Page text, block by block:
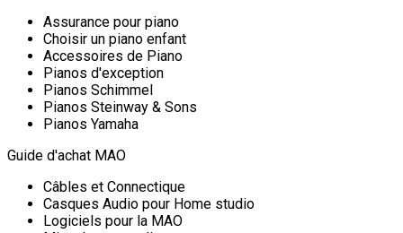
Assurance pour piano
Choisir un piano enfant
Accessoires de Piano
Pianos d'exception
Pianos Schimmel
Pianos Steinway & Sons
Pianos Yamaha
Guide d'achat MAO
Câbles et Connectique
Casques Audio pour Home studio
Logiciels pour la MAO